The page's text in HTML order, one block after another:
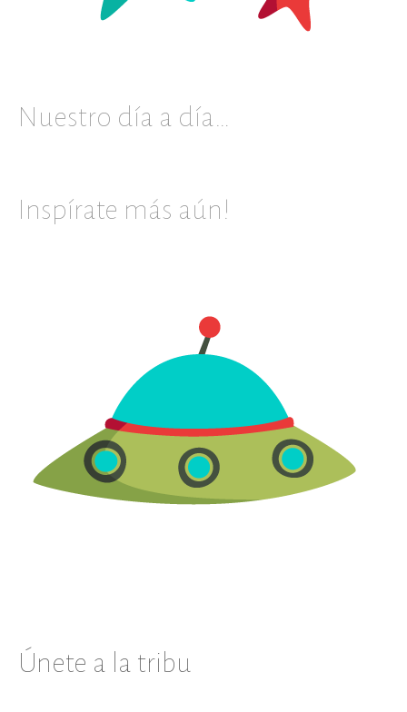
Nuestro día a día…
Inspírate más aún!
Únete a la tribu